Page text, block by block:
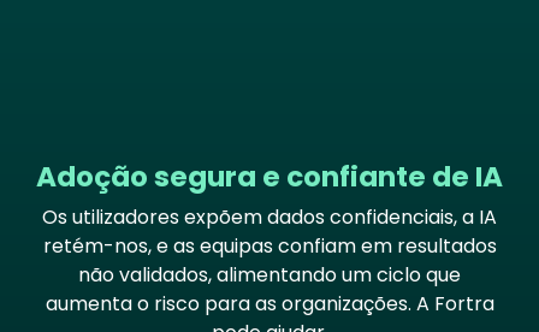
Adoção segura e confiante de IA
Os utilizadores expõem dados confidenciais, a IA
retém-nos, e as equipas confiam em resultados
não validados, alimentando um ciclo que
aumenta o risco para as organizações. A Fortra